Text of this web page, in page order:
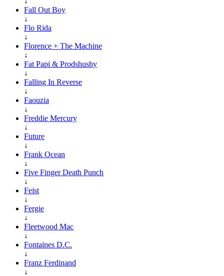
Fall Out Boy
↓
Flo Rida
↓
Florence + The Machine
↓
Fat Papi & Prodshushy
↓
Falling In Reverse
↓
Faouzia
↓
Freddie Mercury
↓
Future
↓
Frank Ocean
↓
Five Finger Death Punch
↓
Feist
↓
Fergie
↓
Fleetwood Mac
↓
Fontaines D.C.
↓
Franz Ferdinand
↓